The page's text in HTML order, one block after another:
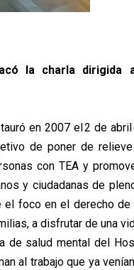
la charla dirigida
en 2007 el 2 de abril
de poner de
con TEA y
y ciudadanas de
el foco en el derecho
a disfrutar de una
de salud mental del
al trabajo que ya